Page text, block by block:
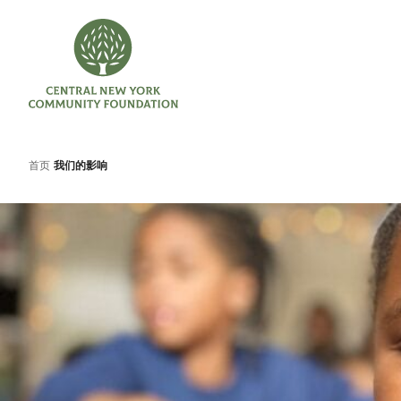
首页 我们的影响